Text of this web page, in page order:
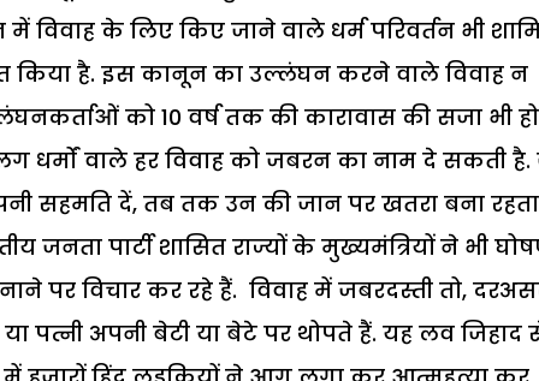
विवाह के लिए किए जाने वाले धर्म परिवर्तन भी
किया है. इस कानून का उल्लंघन करने वाले विवाह न
को 10 वर्ष तक की कारावास की सजा भी हो
धर्मों वाले हर विवाह को जबरन का नाम दे सकती
सहमति दें, तब तक उन की जान पर खतरा बना रहता
जनता पार्टी शासित राज्यों के मुख्यमंत्रियों ने भी
पर विचार कर रहे हैं. विवाह में जबरदस्ती तो,
पत्नी अपनी बेटी या बेटे पर थोपते हैं. यह लव जिहाद